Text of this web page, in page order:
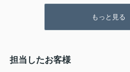
もっと見る
担当したお客様